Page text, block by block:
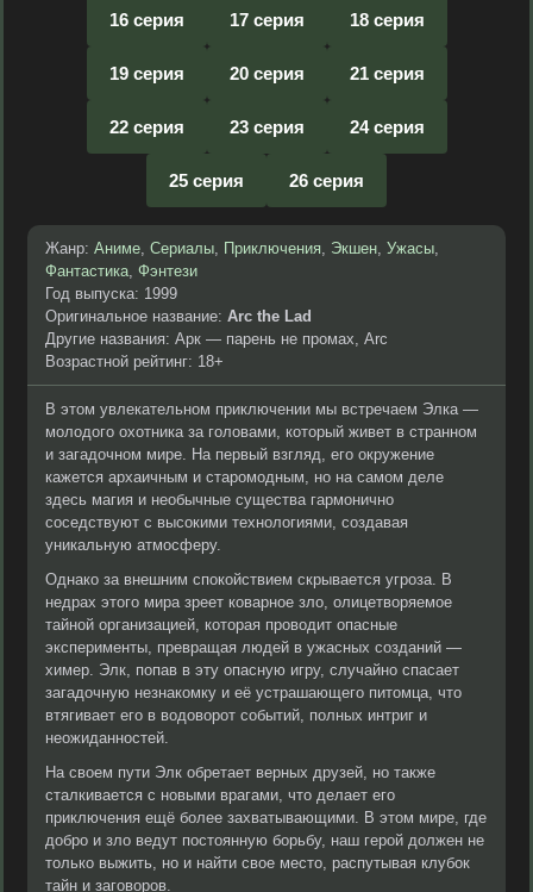
16 серия 17 серия 18 серия
19 серия 20 серия 21 серия
22 серия 23 серия 24 серия
25 серия 26 серия
Жанр: Аниме, Сериалы, Приключения, Экшен, Ужасы,
Фантастика, Фэнтези
Год выпуска: 1999
Оригинальное название: Arc the Lad
Другие названия: Арк — парень не промах, Arc
Возрастной рейтинг: 18+
В этом увлекательном приключении мы встречаем Элка —
молодого охотника за головами, который живет в странном
и загадочном мире. На первый взгляд, его окружение
кажется архаичным и старомодным, но на самом деле
здесь магия и необычные существа гармонично
соседствуют с высокими технологиями, создавая
уникальную атмосферу.
Однако за внешним спокойствием скрывается угроза. В
недрах этого мира зреет коварное зло, олицетворяемое
тайной организацией, которая проводит опасные
эксперименты, превращая людей в ужасных созданий —
химер. Элк, попав в эту опасную игру, случайно спасает
загадочную незнакомку и её устрашающего питомца, что
втягивает его в водоворот событий, полных интриг и
неожиданностей.
На своем пути Элк обретает верных друзей, но также
сталкивается с новыми врагами, что делает его
приключения ещё более захватывающими. В этом мире, где
добро и зло ведут постоянную борьбу, наш герой должен не
только выжить, но и найти свое место, распутывая клубок
тайн и заговоров.